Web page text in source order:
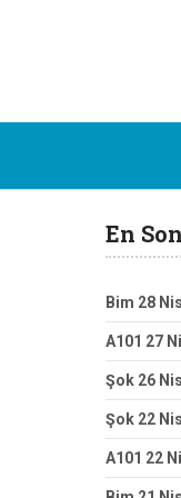
En
Bim 28
A101 27
Şok 26
Şok 22
A101 22